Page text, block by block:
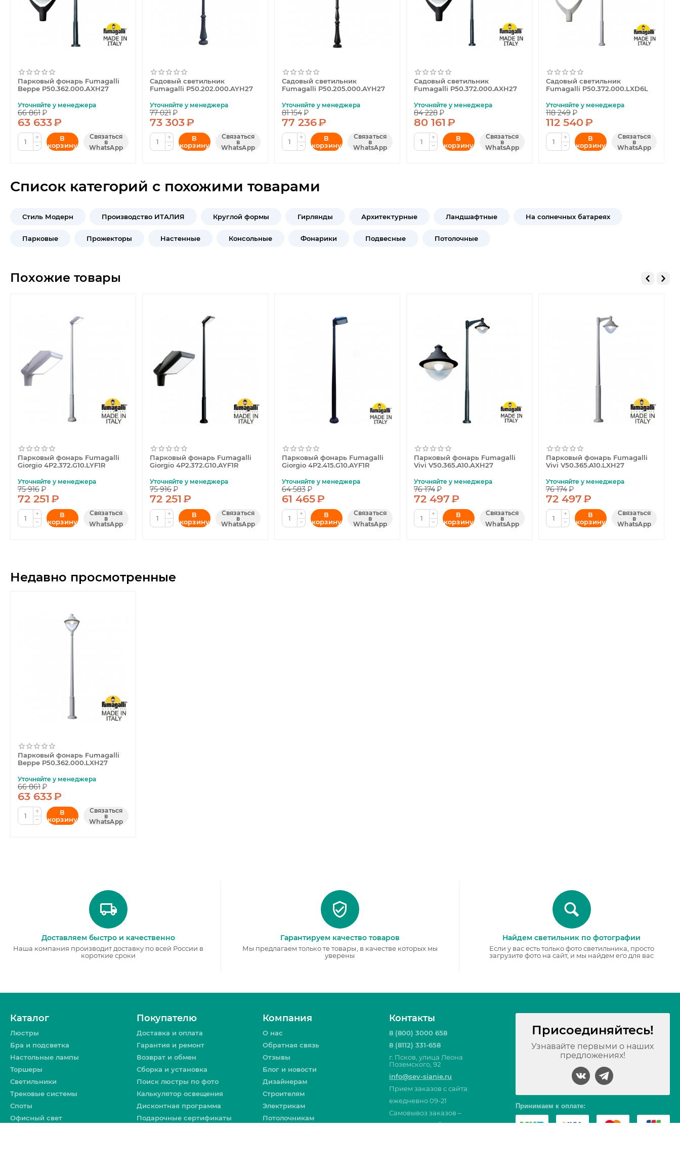
Парковый фонарь Fumagalli
Beppe P50.362.000.AXH27
Уточняйте у менеджера
66 861₽
63 633₽
+
−
В
корзину
Связаться
в
WhatsApp
Садовый светильник
Fumagalli P50.202.000.AYH27
Уточняйте у менеджера
77 021₽
73 303₽
+
−
В
корзину
Связаться
в
WhatsApp
Садовый светильник
Fumagalli P50.205.000.AYH27
Уточняйте у менеджера
81 154₽
77 236₽
+
−
В
корзину
Связаться
в
WhatsApp
Садовый светильник
Fumagalli P50.372.000.AXH27
Уточняйте у менеджера
84 228₽
80 161 ₽
+
−
В
корзину
Связаться
в
WhatsApp
Садовый светильник
Fumagalli P50.372.000.LXD6L
Уточняйте у менеджера
118 249₽
112 540₽
+
−
В
корзину
Связаться
в
WhatsApp
Список категорий с похожими товарами
Стиль Модерн Производство ИТАЛИЯ Круглой формы Гирлянды Архитектурные Ландшафтные На солнечных батареях
Парковые Прожекторы Настенные Консольные Фонарики Подвесные Потолочные
Похожие товары
Парковый фонарь Fumagalli
Giorgio 4P2.372.G10.LYF1R
Уточняйте у менеджера
75 916₽
72 251 ₽
+
−
В
корзину
Связаться
в
WhatsApp
Парковый фонарь Fumagalli
Giorgio 4P2.372.G10.AYF1R
Уточняйте у менеджера
75 916₽
72 251 ₽
+
−
В
корзину
Связаться
в
WhatsApp
Парковый фонарь Fumagalli
Giorgio 4P2.415.G10.AYF1R
Уточняйте у менеджера
64 583₽
61 465₽
+
−
В
корзину
Связаться
в
WhatsApp
Парковый фонарь Fumagalli
Vivi V50.365.A10.AXH27
Уточняйте у менеджера
76 174₽
72 497₽
+
−
В
корзину
Связаться
в
WhatsApp
Парковый фонарь Fumagalli
Vivi V50.365.A10.LXH27
Уточняйте у менеджера
76 174₽
72 497₽
+
−
В
корзину
Связаться
в
WhatsApp
Недавно просмотренные
Парковый фонарь Fumagalli
Beppe P50.362.000.LXH27
Уточняйте у менеджера
66 861₽
63 633₽
+
−
В
корзину
Связаться
в
WhatsApp
Доставляем быстро и качественно
Наша компания производит доставку по всей России в
короткие сроки
Гарантируем качество товаров
Мы предлагаем только те товары, в качестве которых мы
уверены
Найдем светильник по фотографии
Если у вас есть только фото светильника, просто
загрузите фото на сайт, и мы найдем его для вас
Каталог
Люстры
Бра и подсветка
Настольные лампы
Торшеры
Светильники
Трековые системы
Споты
Офисный свет
Покупателю
Доставка и оплата
Гарантия и ремонт
Возврат и обмен
Сборка и установка
Поиск люстры по фото
Калькулятор освещения
Дисконтная программа
Подарочные сертификаты
Компания
О нас
Обратная связь
Отзывы
Блог и новости
Дизайнерам
Строителям
Электрикам
Потолочникам
Контакты
8 (800) 3000 658
8 (8112) 331-658
г. Псков, улица Леона
Поземского, 92
info@sev-sianie.ru
Прием заказов с сайта:
ежедневно 09-21
Самовывоз заказов –
Пн-Пт 09-19, Сб 09-17, Вс 09-16
Присоединяйтесь!
Узнавайте первыми о наших
предложениях!
Принимаем к оплате: